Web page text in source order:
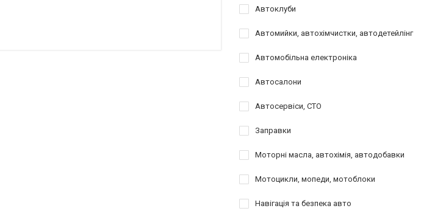
Автоклуби
Автомийки, автохімчистки, автодетейлінг
Автомобільна електроніка
Автосалони
Автосервіси, СТО
Заправки
Моторні масла, автохімія, автодобавки
Мотоцикли, мопеди, мотоблоки
Навігація та безпека авто